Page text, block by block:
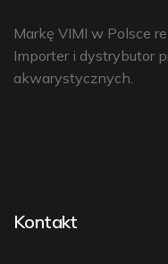
Markę VIMI w Polsce
Importer i dystrybutor
akwarystycznych.
Kontakt